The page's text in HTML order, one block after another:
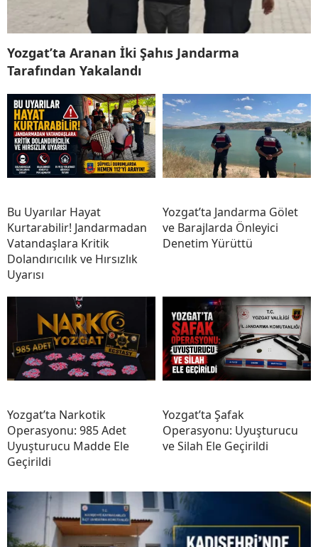
Yozgat’ta Aranan İki Şahıs Jandarma
Tarafından Yakalandı
Bu Uyarılar Hayat
Kurtarabilir! Jandarmadan
Vatandaşlara Kritik
Dolandırıcılık ve Hırsızlık
Uyarısı
Yozgat’ta Jandarma Gölet
ve Barajlarda Önleyici
Denetim Yürüttü
Yozgat’ta Narkotik
Operasyonu: 985 Adet
Uyuşturucu Madde Ele
Geçirildi
Yozgat’ta Şafak
Operasyonu: Uyuşturucu
ve Silah Ele Geçirildi